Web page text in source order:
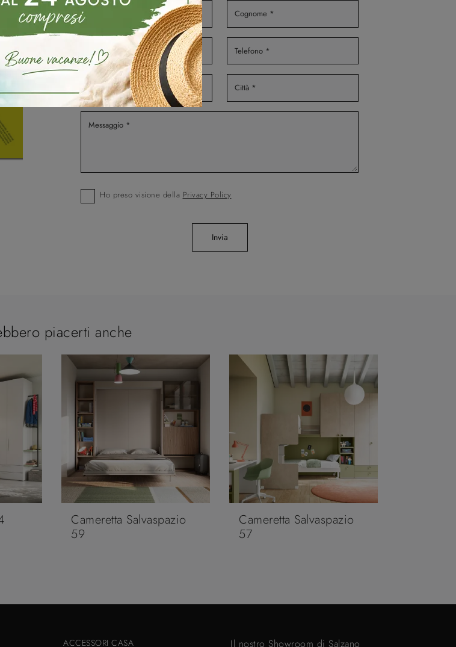
Ho preso visione della Privacy Policy
Invia
piacerti anche
Cameretta Salvaspazio
59
Cameretta Salvaspazio
57
ACCESSORI CASA Il nostro Showroom di Salzano